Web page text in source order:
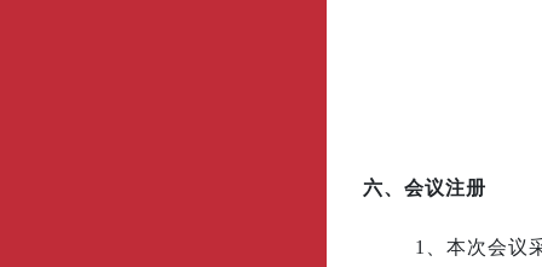
六、会议注册
1、本次会议